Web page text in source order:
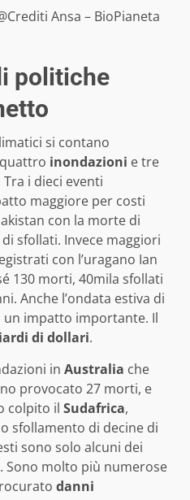
Ansa – BioPianeta
politiche
si contano
inondazioni e tre
i dieci eventi
maggiore per costi
con la morte di
sfollati. Invece maggiori
con l’uragano Ian
130 morti, 40mila sfollati
Anche l’ondata estiva di
un impatto importante. Il
di dollari.
in Australia che
provocato 27 morti, e
colpito il Sudafrica,
sfollamento di decine di
sono solo alcuni dei
Sono molto più numerose
danni